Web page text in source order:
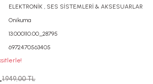
ELEKTRONİK , SES SİSTEMLERİ & AKSESUARLAR
Onikuma
13.000110.00_28795
6972470563405
1.949,00 TL